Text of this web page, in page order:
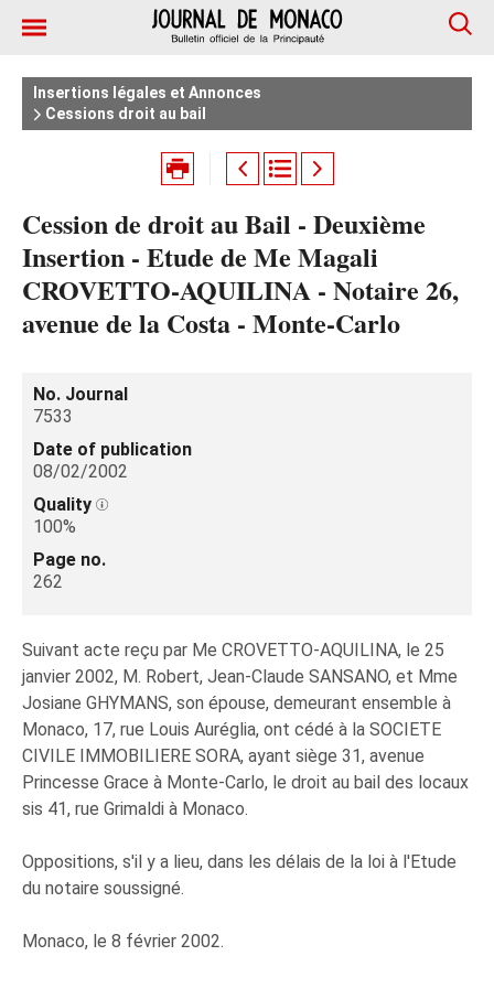
Insertions légales et Annonces
Cessions droit au bail
Cession de droit au Bail - Deuxième
Insertion - Etude de Me Magali
CROVETTO-AQUILINA - Notaire 26,
avenue de la Costa - Monte-Carlo
No. Journal
7533
Date of publication
08/02/2002
Quality
100%
Page no.
262
Suivant acte reçu par Me CROVETTO-AQUILINA, le 25
janvier 2002, M. Robert, Jean-Claude SANSANO, et Mme
Josiane GHYMANS, son épouse, demeurant ensemble à
Monaco, 17, rue Louis Auréglia, ont cédé à la SOCIETE
CIVILE IMMOBILIERE SORA, ayant siège 31, avenue
Princesse Grace à Monte-Carlo, le droit au bail des locaux
sis 41, rue Grimaldi à Monaco.
Oppositions, s'il y a lieu, dans les délais de la loi à l'Etude
du notaire soussigné.
Monaco, le 8 février 2002.